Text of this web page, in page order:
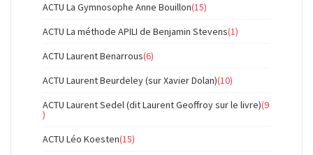
ACTU La Gymnosophe Anne Bouillon(15)
ACTU La méthode APILI de Benjamin Stevens(1)
ACTU Laurent Benarrous(6)
ACTU Laurent Beurdeley (sur Xavier Dolan)(10)
ACTU Laurent Sedel (dit Laurent Geoffroy sur le livre)(9
)
ACTU Léo Koesten(15)